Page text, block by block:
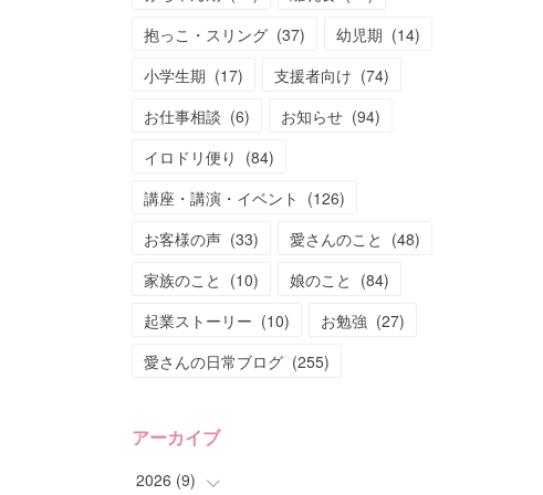
抱っこ・スリング (37) 幼児期 (14)
小学生期 (17) 支援者向け (74)
お仕事相談 (6) お知らせ (94)
イロドリ便り (84)
講座・講演・イベント (126)
お客様の声 (33) 愛さんのこと (48)
家族のこと (10) 娘のこと (84)
起業ストーリー (10) お勉強 (27)
愛さんの日常ブログ (255)
アーカイブ
2026 (9)